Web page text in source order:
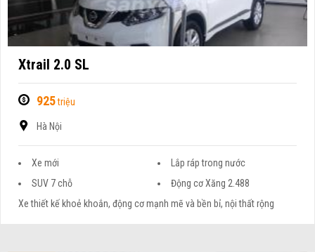
Xtrail 2.0 SL
925triệu
Hà Nội
Xe mới
Lắp ráp trong nước
SUV 7 chỗ
Động cơ Xăng 2.488
Xe thiết kế khoẻ khoắn, động cơ mạnh mẽ và bền bỉ, nội thất rộng